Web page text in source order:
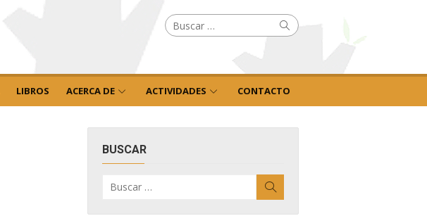
Buscar
por: Buscar
LIBROS ACERCA DE ACTIVIDADES CONTACTO
BUSCAR
por: